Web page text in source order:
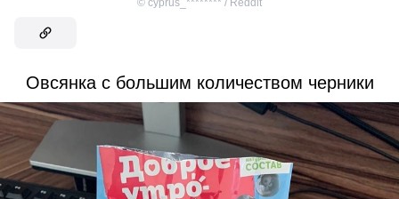
© cyprus_******** / Reddit
Овсянка с большим количеством черники